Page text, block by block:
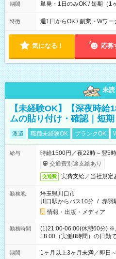
期間 単発・1日のみOK / 短期（1
特徴 週1日からOK / 副業・Wワ
気になる！ 応募
未読
【未経験OK】【深夜時給
ムの貼り付け・確認｜短期
派遣 職種未経験OK ブランクOK
給与
時給1500円／夜22時～翌5
交通費別途支給あり
交通費 実費支給／当社規定
勤務地
埼玉県川口市
川口駅からバス10分 / 赤羽
情報・出版・メディア
勤務時間
(1)21:00-06:00(休憩60分) ※
18:00（実働8時間）の日勤
期間 1ヶ月以上3ヶ月未満／即日